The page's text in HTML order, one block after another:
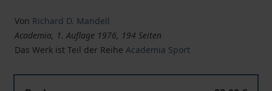
Von Richard D. Mandell
Academia, 1. Auflage 1976, 194 Seiten
Das Werk ist Teil der Reihe Academia Sport